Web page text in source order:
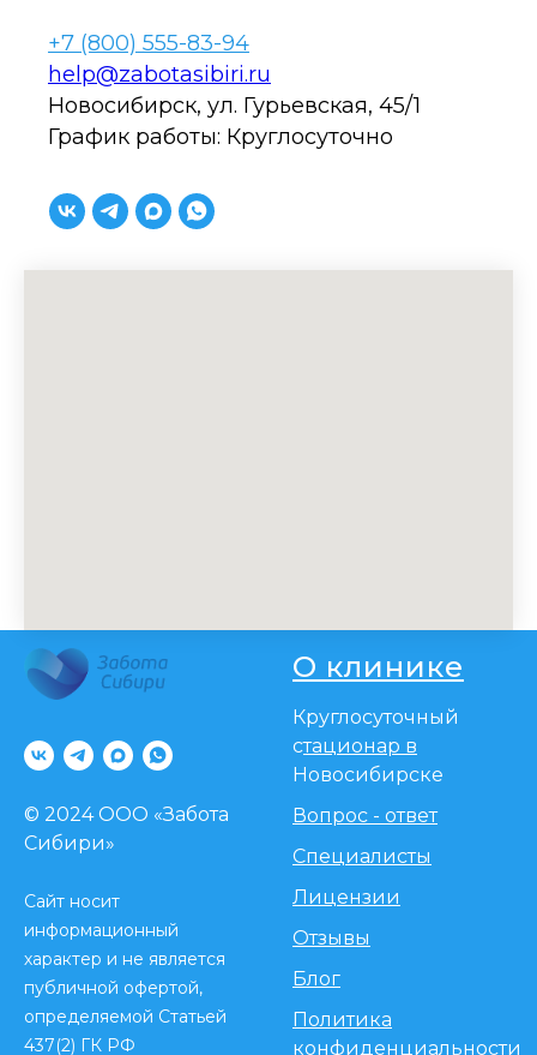
+7 (800) 555-83-94
help@zabotasibiri.ru
Новосибирск, ул. Гурьевская, 45/1
График работы: Круглосуточно
© 2024 ООО «Забота
Сибири»
Сайт носит
информационный
характер и не является
публичной офертой,
определяемой Статьей
437(2) ГК РФ
О клинике
Круглосуточный
стационар в
Новосибирске
Вопрос - ответ
Специалисты
Лицензии
Отзывы
Блог
Политика
конфиденциальности
не может быть использована для
постановки диагноза, назначения
лечения. Необходима консультация
Лицензия № Л041-01125-54/00349780 от
25 декабря 2017 г.